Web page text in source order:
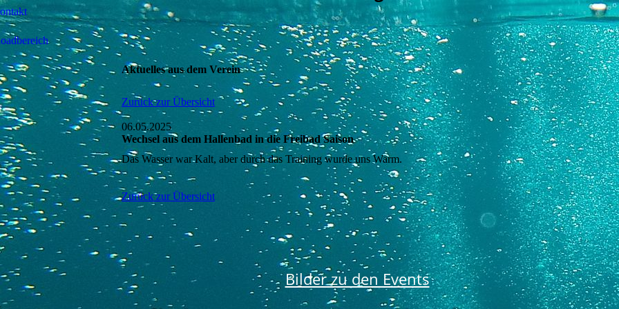
Aktuelles aus dem Verein
Zurück zur Übersicht
06.05.2025
Wechsel aus dem Hallenbad in die Freibad Saison
Das Wasser war Kalt, aber durch das Training wurde uns Warm.
Zurück zur Übersicht
Bilder zu den Events